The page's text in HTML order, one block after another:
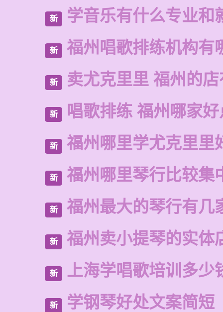
新 学音乐有什么专业和
新 福州唱歌排练机构有
新 卖尤克里里 福州的
新 唱歌排练 福州哪家好
新 福州哪里学尤克里里
新 福州哪里琴行比较集
新 福州最大的琴行有几
新 福州卖小提琴的实体
新 上海学唱歌培训多少
新 学钢琴好处文案简短